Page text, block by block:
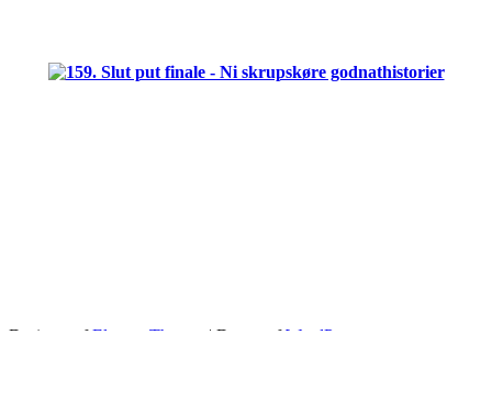
Designet afElegant Themes | Drevet afWordPress